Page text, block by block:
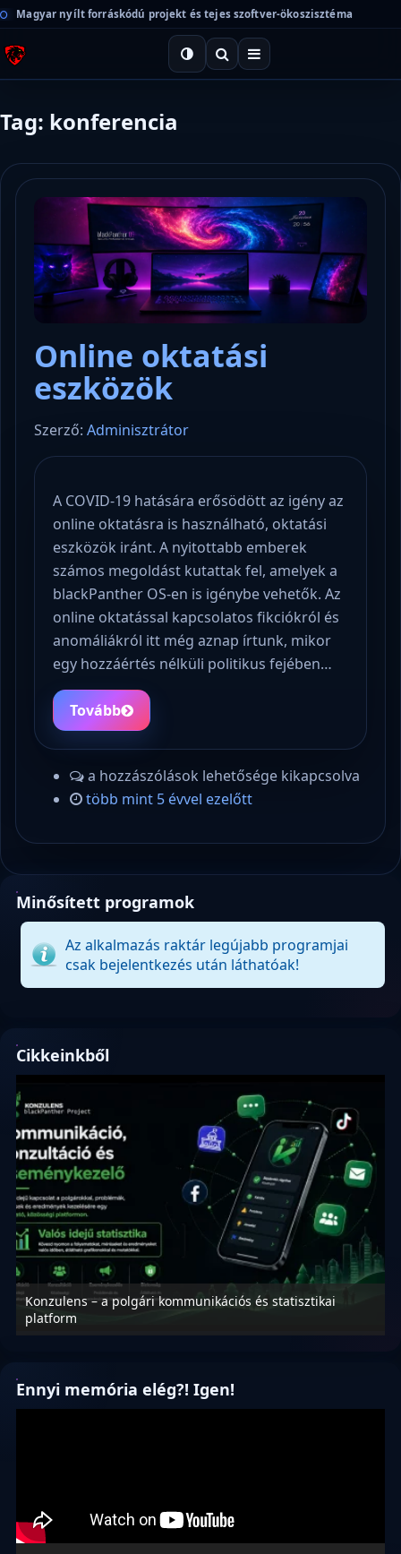
Magyar nyílt forráskódú projekt és tejes szoftver-ökoszisztéma
Tag: konferencia
Online oktatási
eszközök
Szerző: Adminisztrátor
A COVID-19 hatására erősödött az igény az
online oktatásra is használható, oktatási
eszközök iránt. A nyitottabb emberek
számos megoldást kutattak fel, amelyek a
blackPanther OS-en is igénybe vehetők. Az
online oktatással kapcsolatos fikciókról és
anomáliákról itt még aznap írtunk, mikor
egy hozzáértés nélküli politikus fejében…
Tovább
a hozzászólások lehetősége kikapcsolva
több mint 5 évvel ezelőtt
Minősített programok
Az alkalmazás raktár legújabb programjai
csak bejelentkezés után láthatóak!
Cikkeinkből
Konzulens – a polgári kommunikációs és statisztikai
platform
Ennyi memória elég?! Igen!